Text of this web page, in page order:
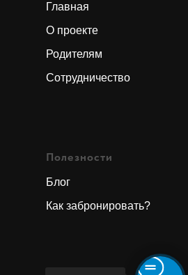
Главная
О проекте
Родителям
Сотрудничество
Полезности
Блог
Как забронировать?